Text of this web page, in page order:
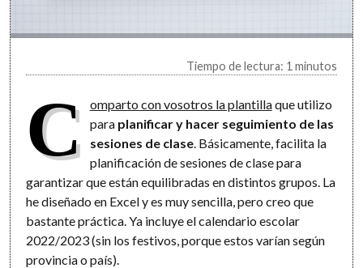
Tiempo de lectura: 1 minutos
C omparto con vosotros la plantillaque utilizo
para planificar y hacer seguimiento de las
sesiones de clase. Básicamente, facilita la
planificación de sesiones de clase para
garantizar que están equilibradas en distintos grupos. La
he diseñado en Excel y es muy sencilla, pero creo que
bastante práctica. Ya incluye el calendario escolar
2022/2023 (sin los festivos, porque estos varían según
provincia o país).